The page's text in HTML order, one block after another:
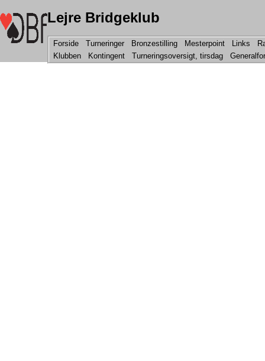
Lejre Bridgeklub
Forside Turneringer Bronzestilling Mesterpoint Links
Klubben
Kontingent Turneringsoversigt, tirsdag